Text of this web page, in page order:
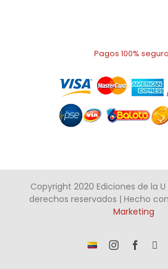
Pagos 100%
Copyright 2020 Ediciones de la U
derechos reservados | Hecho
Marketing
¡Somos Instagram